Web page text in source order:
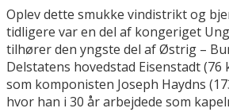
Oplev dette smukke vindistrikt og
tidligere var en del af kongeriget
tilhører den yngste del af Østrig –
Delstatens hovedstad Eisenstadt (76
som komponisten Joseph Haydns
hvor han i 30 år arbejdede som